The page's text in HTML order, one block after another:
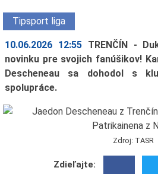
Tipsport liga
10.06.2026 12:55 TRENČÍN -
novinku pre svojich fanúšikov!
Descheneau sa dohodol s
spolupráce.
Zdroj: TASR
Zdieľajte: